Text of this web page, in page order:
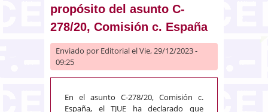
propósito del asunto C-
278/20, Comisión c. España
Enviado por Editorialel Vie, 29/12/2023 -
09:25
En el asunto C-278/20, Comisión c.
España, el TJUE ha declarado que